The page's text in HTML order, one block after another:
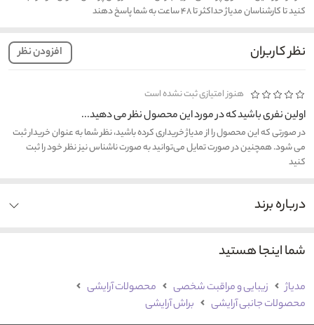
کنید تا کارشناسان مدیاژ حداکثر تا ۴۸ ساعت به شما پاسخ دهند
نظر کاربران افزودن نظر
هنوز امتیازی ثبت نشده است
اولین نفری باشید که در مورد این محصول نظر می دهید...
در صورتی که این محصول را از مدیاژ خریداری کرده باشید، نظر شما به عنوان خریدار ثبت
می شود. همچنین در صورت تمایل می‌توانید به صورت ناشناس نیز نظر خود را ثبت
کنید
درباره برند
شما اینجا هستید
مدیاژ زیبایی و مراقبت شخصی
محصولات آرایشی
محصولات جانبی آرایشی
براش آرایشی